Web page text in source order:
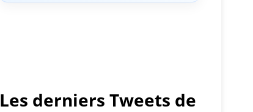
Les derniers Tweets de